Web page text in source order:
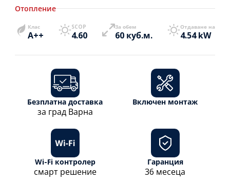
Отопление
Клас
A++
SCOP
4.60
За обем
60 куб.м.
Отдаване на
4.54 kW
Безплатна доставка
за град Варна
Включен монтаж
Wi-Fi контролер
смарт решение
Гаранция
36 месеца